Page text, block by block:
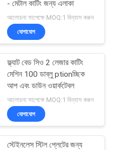
টিউব কাটন
25
- মেটাল কাটিং জন্য এলাকা
আলোচনা সাপেক্ষে MOQ:1 বিন্যাস করুন
যোগাযোগ
ফ্ল্যাট বেড সিও 2 লেজার কাটিং
মেশিন 100 ডাব্লু ptionচ্ছিক
আপ এবং ডাউন ওয়ার্কটেবল
আলোচনা সাপেক্ষে MOQ:1 বিন্যাস করুন
যোগাযোগ
স্টেইনলেস স্টিল প্লেটের জন্য